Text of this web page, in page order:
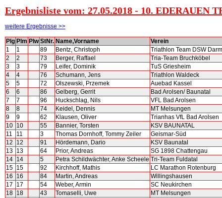
Ergebnisliste vom: 27.05.2018 - 10. EDERAUEN
weitere Ergebnisse >>
Plg Plm Plw StNr. Name,Vorname
Verein
1
1 89 Bentz, Christoph
Triathlon Team DSW
2
2 73 Berger, Raffael
Tria-Team Bruchköbel
3
3 79 Leifer, Dominik
TuS Griesheim
4
4 76 Schumann, Jens
Triathlon Waldeck
5
5 72 Olszewski, Przemek
Auebad Kassel
6
6 86 Gelberg, Gerrit
Bad Arolsen/ Baunatal
7
7 96 Huckschlag, Nils
VFL Bad Arolsen
8
8 74 Keidel, Dennis
MT Melsungen
9
9 62 Klausen, Oliver
Trianhas VfL Bad Arolsen
10 10 55 Bannier, Torsten
KSV BAUNATAL
11
11 3 Thomas Dornhoff, Tommy Zeiler
Geismar-Süd
12
12 91 Hördemann, Dario
KSV Baunatal
13 13 64 Prior, Andreas
SG 1898 Chattengau
14 14 5 Petra Schildwächter, Anke Scheele Tri-Team Fuldatal
15 15 92 Kirchhoff, Mathis
LC Marathon Rotenburg
16
16 84 Martin, Andreas
Willingshausen
17
17 54 Weber, Armin
SC Neukirchen
18 18 43 Tomaselli, Uwe
MT Melsungen